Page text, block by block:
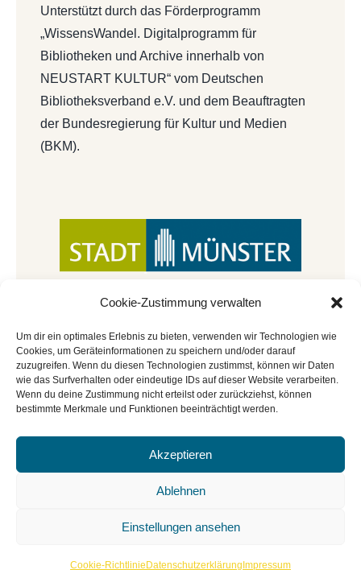
Cookie-Zustimmung verwalten
Um dir ein optimales Erlebnis zu bieten, verwenden wir Technologien wie
Cookies, um Geräteinformationen zu speichern und/oder darauf
zuzugreifen. Wenn du diesen Technologien zustimmst, können wir Daten
wie das Surfverhalten oder eindeutige IDs auf dieser Website verarbeiten.
Wenn du deine Zustimmung nicht erteilst oder zurückziehst, können
bestimmte Merkmale und Funktionen beeinträchtigt werden.
Akzeptieren
Ablehnen
Einstellungen ansehen
Cookie-Richtlinie Datenschutzerklärung Impressum
Unterstützt durch das Förderprogramm
„WissensWandel. Digitalprogramm für
Bibliotheken und Archive innerhalb von
NEUSTART KULTUR“ vom Deutschen
Bibliotheksverband e.V. und dem Beauftragten
der Bundesregierung für Kultur und Medien
(BKM).
© Copyright 2022 - 2026 | Mitmachbar der
Cookie-Richtlinie